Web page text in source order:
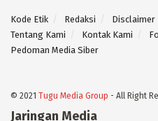
Kode Etik Redaksi Disclaimer
Tentang Kami
Kontak Kami
Pedoman Media Siber
© 2021 Tugu Media Group - All Right
Jaringan Media